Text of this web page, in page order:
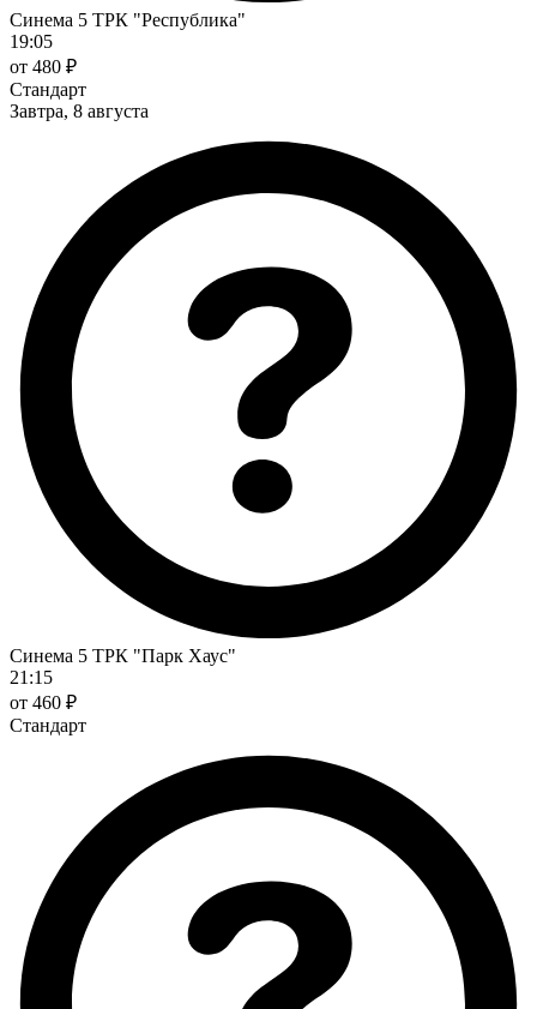
Синема 5 ТРК "Республика"
19:05
от 480 ₽
Стандарт
Завтра, 8 августа
Синема 5 ТРК "Парк Хаус"
21:15
от 460 ₽
Стандарт